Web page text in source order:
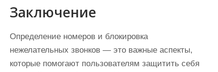
Заключение
Определение номеров и блокировка
нежелательных звонков — это важные аспекты,
которые помогают пользователям защитить себя